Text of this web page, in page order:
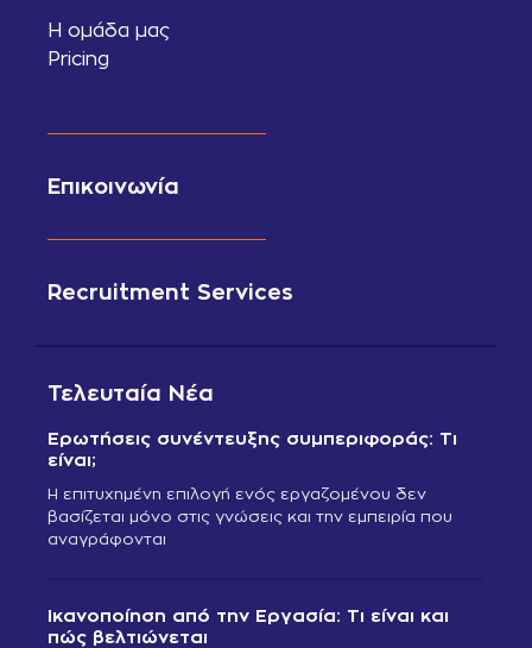
Η ομάδα μας
Pricing
Επικοινωνία
Recruitment Services
Τελευταία Νέα
Ερωτήσεις συνέντευξης συμπεριφοράς: Τι
είναι;
Η επιτυχημένη επιλογή ενός εργαζομένου δεν
βασίζεται μόνο στις γνώσεις και την εμπειρία που
αναγράφονται
Ικανοποίηση από την Εργασία: Τι είναι και
πώς βελτιώνεται